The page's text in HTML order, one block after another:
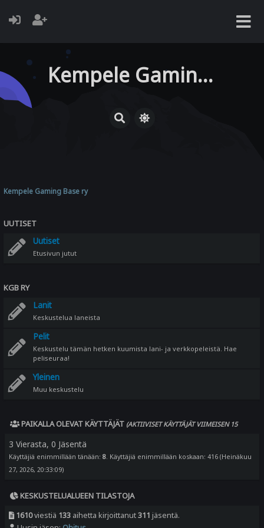
Kempele Gaming Base ry
Kempele Gaming Base ry
UUTISET
Uutiset
Etusivun jutut
KGB RY
Lanit
Keskustelua laneista
Pelit
Keskustelu tämän hetken kuumista lani- ja verkkopeleistä. Hae
peliseuraa!
Yleinen
Muu keskustelu
PAIKALLA OLEVAT KÄYTTÄJÄT (AKTIIVISET KÄYTTÄJÄT VIIMEISEN 15
MINUUTIN AIKANA)
3 Vierasta, 0 Jäsentä
Käyttäjiä enimmillään tänään: 8. Käyttäjiä enimmillään koskaan: 416 (Heinäkuu
27, 2026, 20:33:09)
KESKUSTELUALUEEN TILASTOJA
1610viestiä 133aihetta kirjoittanut311 jäsentä.